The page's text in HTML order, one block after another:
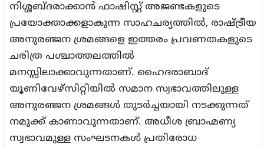
നിശ്ശബ്ദരാക്കാൻ ഫാഷിസ്റ്റ് അജണ്ടകളുടെ
പ്രയോക്താക്കളാകുന്ന സാഹചര്യത്തിൽ, രാഷ്ട്രീയ
അനുരഞ്ജന ശ്രമങ്ങളെ ഇത്തരം പ്രവണതകളുടെ
ചരിത്ര പശ്ചാത്തലത്തിൽ
മനസ്സിലാക്കാവുന്നതാണ്. ഹൈദരാബാദ്
യൂണിവേഴ്സിറ്റിയിൽ സമാന സ്വഭാവത്തിലുള്ള
അനുരഞ്ജന ശ്രമങ്ങൾ തുടർച്ചയായി നടക്കുന്നത്
നമുക്ക് കാണാവുന്നതാണ്. അധീശ ബ്രാഹ്മണ്യ
സ്വഭാവമുള്ള സംഘടനകൾ പ്രതിരോധ